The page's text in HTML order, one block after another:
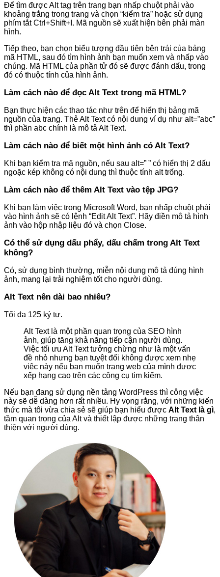
Để tìm được Alt tag trên trang bạn nhấp chuột phải vào
khoảng trắng trong trang và chọn “kiểm tra” hoặc sử dụng
phím tắt Ctrl+Shift+I. Mã nguồn sẽ xuất hiện bên phải màn
hình.
Tiếp theo, bạn chọn biểu tượng đầu tiên bên trái của bảng
mã HTML, sau đó tìm hình ảnh bạn muốn xem và nhấp vào
chúng. Mã HTML của phần tử đó sẽ được đánh dấu, trong
đó có thuộc tính của hình ảnh.
Làm cách nào để đọc Alt Text trong mã HTML?
Bạn thực hiện các thao tác như trên để hiển thị bảng mã
nguồn của trang. Thẻ Alt Text có nội dung ví dụ như alt=”abc”
thì phần abc chính là mô tả Alt Text.
Làm cách nào để biết một hình ảnh có Alt Text?
Khi bạn kiểm tra mã nguồn, nếu sau alt=” ” có hiển thị 2 dấu
ngoặc kép không có nội dung thì thuộc tính alt trống.
Làm cách nào để thêm Alt Text vào tệp JPG?
Khi bạn làm việc trong Microsoft Word, bạn nhấp chuột phải
vào hình ảnh sẽ có lệnh “Edit Alt Text”. Hãy điền mô tả hình
ảnh vào hộp nhập liệu đó và chọn Close.
Có thể sử dụng dấu phẩy, dấu chấm trong Alt Text
không?
Có, sử dụng bình thường, miễn nội dung mô tả đúng hình
ảnh, mang lại trải nghiệm tốt cho người dùng.
Alt Text nên dài bao nhiêu?
Tối đa 125 ký tự.
Alt Text là một phần quan trọng của SEO hình
ảnh, giúp tăng khả năng tiếp cận người dùng.
Việc tối ưu Alt Text tưởng chừng như là một vấn
đề nhỏ nhưng bạn tuyệt đối không được xem nhẹ
việc này nếu bạn muốn trang web của mình được
xếp hạng cao trên các công cụ tìm kiếm.
Nếu bạn đang sử dụng nền tảng WordPress thì công việc
này sẽ dễ dàng hơn rất nhiều. Hy vọng rằng, với những kiến
thức mà tôi vừa chia sẻ sẽ giúp bạn hiểu được Alt Text là gì,
tầm quan trọng của Alt và thiết lập được những trang thân
thiện với người dùng.